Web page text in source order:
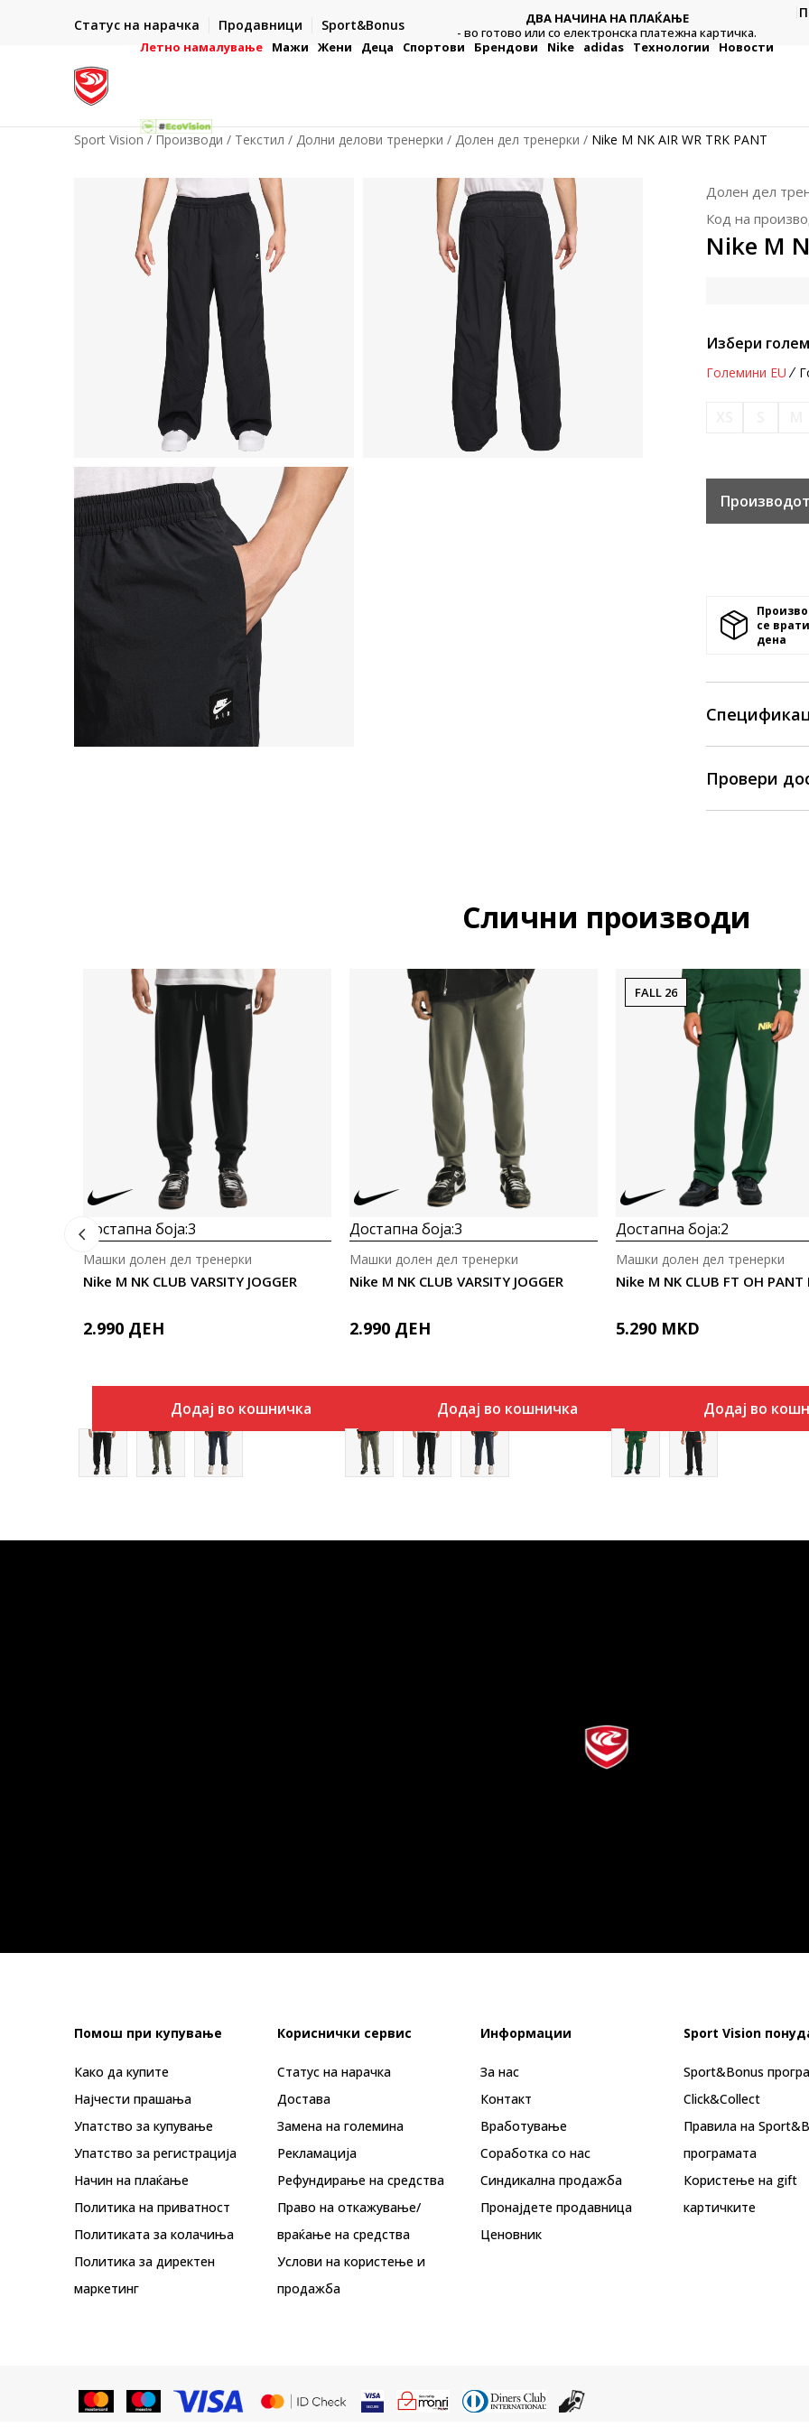
Статус на нарачка Продавници Sport&Bonus
- на сите нарачки во готово или со електронска платежна
ДВА НАЧИНА НА ПЛАЌАЊЕ
- во готово или со електронска платежна картичка.
Летно намалување Мажи Жени Деца Спортови Брендови Nike adidas Технологии Новости
Sport Vision Производи Текстил Долни делови тренерки Долен дел тренерки Nike M NK AIR WR TRK PANT
Долен дел
Код на
Nike M
Избери
Големини EU
се
денa
Провери
Слични производи
Достапна боја:3
Nike M NK CLUB VARSITY JOGGER
Машки долен дел тренерки
2.990 ДЕН
Додај во кошничка
Достапна боја:3
Nike M NK CLUB VARSITY JOGGER
Машки долен дел тренерки
2.990 ДЕН
Додај во кошничка
FALL 26
Достапна боја:2
Nike M NK CLUB FT OH PANT
Машки долен дел тренерки
5.290 MKD
Додај во
Помош при купување
Како да купите
Најчести прашања
Упатство за купување
Упатство за регистрација
Начин на плаќање
Политика на приватност
Политиката за колачиња
Политика за директен
маркетинг
Кориснички сервис
Статус на нарачка
Достава
Замена на големина
Рекламациja
Рефундирање на средства
Право на откажување/
враќање на средства
Услови на користење и
продажба
Информации
За нас
Контакт
Вработување
Соработка со нас
Синдикална продажба
Пронајдете продавница
Ценовник
Sport Vision
Sport&Bonus
Click&Collect
Правила на
програмата
Користење на gift
картичките